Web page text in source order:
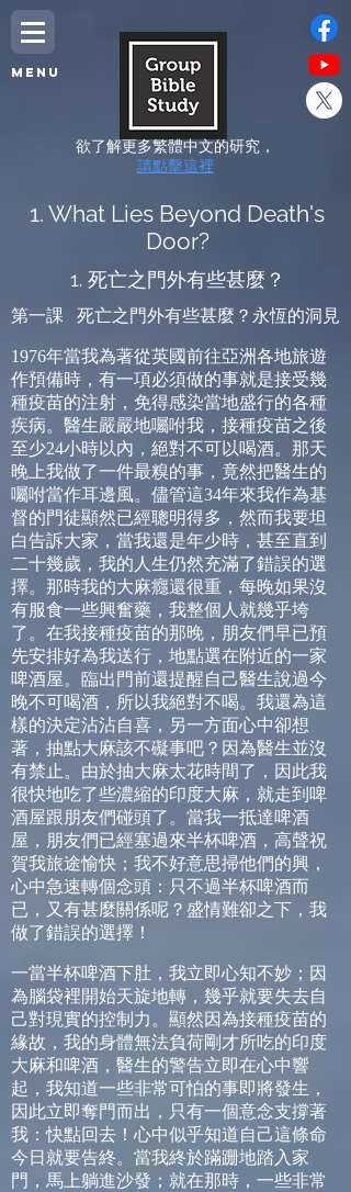
MENU
1. What Lies Beyond Death's
Door?
1. 死亡之門外有些甚麼？
第一課 死亡之門外有些甚麼？永恆的洞見
1976年當我為著從英國前往亞洲各地旅遊
作預備時，有一項必須做的事就是接受幾
種疫苗的注射，免得感染當地盛行的各種
疾病。醫生嚴嚴地囑咐我，接種疫苗之後
至少24小時以內，絕對不可以喝酒。那天
晚上我做了一件最糗的事，竟然把醫生的
囑咐當作耳邊風。儘管這34年來我作為基
督的門徒顯然已經聰明得多，然而我要坦
白告訴大家，當我還是年少時，甚至直到
二十幾歲，我的人生仍然充滿了錯誤的選
擇。那時我的大麻癮還很重，每晚如果沒
有服食一些興奮藥，我整個人就幾乎垮
了。在我接種疫苗的那晚，朋友們早已預
先安排好為我送行，地點選在附近的一家
啤酒屋。臨出門前還提醒自己醫生說過今
晚不可喝酒，所以我絕對不喝。我還為這
樣的決定沾沾自喜，另一方面心中卻想
著，抽點大麻該不礙事吧？因為醫生並沒
有禁止。由於抽大麻太花時間了，因此我
很快地吃了些濃縮的印度大麻，就走到啤
酒屋跟朋友們碰頭了。當我一抵達啤酒
屋，朋友們已經塞過來半杯啤酒，高聲祝
賀我旅途愉快；我不好意思掃他們的興，
心中急速轉個念頭：只不過半杯啤酒而
已，又有甚麼關係呢？盛情難卻之下，我
做了錯誤的選擇！
一當半杯啤酒下肚，我立即心知不妙；因
為腦袋裡開始天旋地轉，幾乎就要失去自
己對現實的控制力。顯然因為接種疫苗的
緣故，我的身體無法負荷剛才所吃的印度
大麻和啤酒，醫生的警告立即在心中響
起，我知道一些非常可怕的事即將發生，
因此立即奪門而出，只有一個意念支撐著
我：快點回去！心中似乎知道自己這條命
今日就要告終。當我終於蹣跚地踏入家
門，馬上躺進沙發；就在那時，一些非常
欲了解更多繁體中文的研究，
請點擊這裡